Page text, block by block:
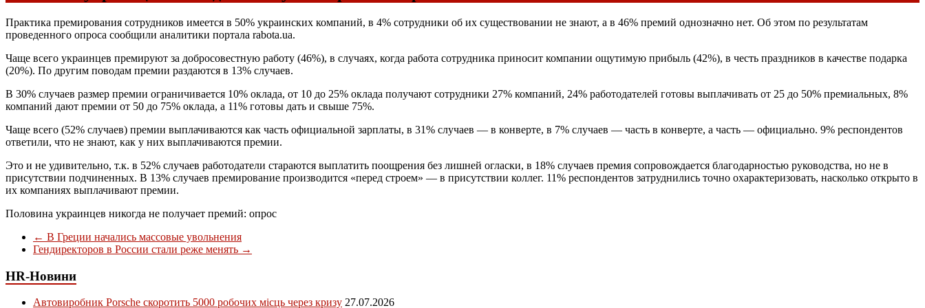
Практика премирования сотрудников имеется в 50% украинских компаний, в 4% сотрудники об их существовании не знают, а в 46% премий однозначно нет. Об этом по результатам
проведенного опроса сообщили аналитики портала rabota.ua.
Чаще всего украинцев премируют за добросовестную работу (46%), в случаях, когда работа сотрудника приносит компании ощутимую прибыль (42%), в честь праздников в качестве подарка
(20%). По другим поводам премии раздаются в 13% случаев.
В 30% случаев размер премии ограничивается 10% оклада, от 10 до 25% оклада получают сотрудники 27% компаний, 24% работодателей готовы выплачивать от 25 до 50% премиальных, 8%
компаний дают премии от 50 до 75% оклада, а 11% готовы дать и свыше 75%.
Чаще всего (52% случаев) премии выплачиваются как часть официальной зарплаты, в 31% случаев — в конверте, в 7% случаев — часть в конверте, а часть — официально. 9% респондентов
ответили, что не знают, как у них выплачиваются премии.
Это и не удивительно, т.к. в 52% случаев работодатели стараются выплатить поощрения без лишней огласки, в 18% случаев премия сопровождается благодарностью руководства, но не в
присутствии подчиненных. В 13% случаев премирование производится «перед строем» — в присутствии коллег. 11% респондентов затруднились точно охарактеризовать, насколько открыто в
их компаниях выплачивают премии.
Половина украинцев никогда не получает премий: опрос
← В Греции начались массовые увольнения
Гендиректоров в России стали реже менять →
HR-Новини
Автовиробник Porsche скоротить 5000 робочих місць через кризу 27.07.2026